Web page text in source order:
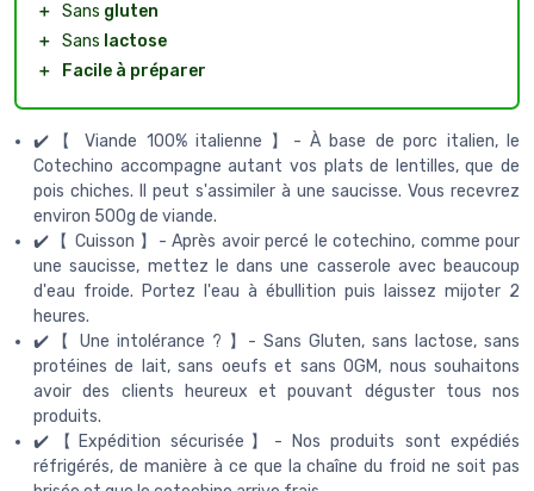
＋ Sans gluten
＋ Sans lactose
＋
Facile à préparer
✔️【 Viande 100% italienne 】- À base de porc italien, le
Cotechino accompagne autant vos plats de lentilles, que de
pois chiches. Il peut s'assimiler à une saucisse. Vous recevrez
environ 500g de viande.
✔️【 Cuisson 】- Après avoir percé le cotechino, comme pour
une saucisse, mettez le dans une casserole avec beaucoup
d'eau froide. Portez l'eau à ébullition puis laissez mijoter 2
heures.
✔️【 Une intolérance ? 】- Sans Gluten, sans lactose, sans
protéines de lait, sans oeufs et sans OGM, nous souhaitons
avoir des clients heureux et pouvant déguster tous nos
produits.
✔️【Expédition sécurisée】- Nos produits sont expédiés
réfrigérés, de manière à ce que la chaîne du froid ne soit pas